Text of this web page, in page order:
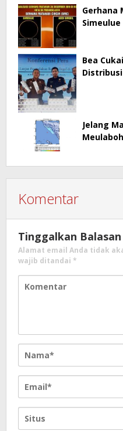
Gerhana
Bea
Jelang
Meulaboh
Komentar
Tinggalkan Balasan
Alamat email Anda tidak
wajib ditandai *